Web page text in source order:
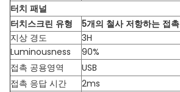
터치 패널
터치스크린 유형
5개의 철사 저항하는 접촉
지상 경도
3H
Luminousness
90%
접촉 공용영역
USB
접촉 응답 시간
2ms